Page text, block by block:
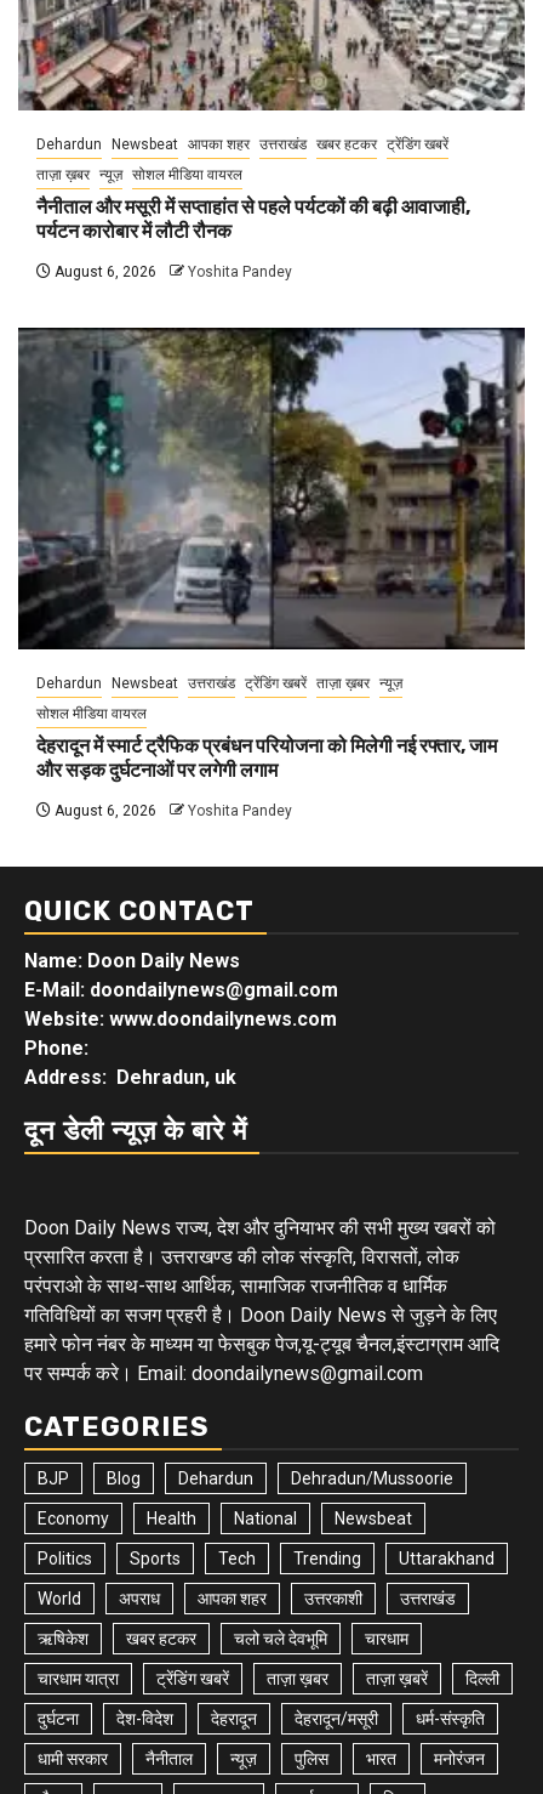
Dehardun Newsbeat आपका शहर उत्तराखंड खबर हटकर ट्रेंडिंग खबरें
ताज़ा ख़बर न्यूज़ सोशल मीडिया वायरल
नैनीताल और मसूरी में सप्ताहांत से पहले पर्यटकों की बढ़ी आवाजाही,
पर्यटन कारोबार में लौटी रौनक
August 6, 2026 Yoshita Pandey
Dehardun Newsbeat उत्तराखंड ट्रेंडिंग खबरें ताज़ा ख़बर न्यूज़
सोशल मीडिया वायरल
देहरादून में स्मार्ट ट्रैफिक प्रबंधन परियोजना को मिलेगी नई रफ्तार, जाम
और सड़क दुर्घटनाओं पर लगेगी लगाम
August 6, 2026 Yoshita Pandey
QUICK CONTACT
Name: Doon Daily News
E-Mail: doondailynews@gmail.com
Website: www.doondailynews.com
Phone:
Address: Dehradun, uk
दून डेली न्यूज़ के बारे में
Doon Daily News राज्य, देश और दुनियाभर की सभी मुख्य खबरों को
प्रसारित करता है। उत्तराखण्ड की लोक संस्कृति, विरासतों, लोक
परंपराओ के साथ-साथ आर्थिक, सामाजिक राजनीतिक व धार्मिक
गतिविधियों का सजग प्रहरी है। Doon Daily News से जुड़ने के लिए
हमारे फोन नंबर के माध्यम या फेसबुक पेज,यू-ट्यूब चैनल,इंस्टाग्राम आदि
पर सम्पर्क करे। Email: doondailynews@gmail.com
CATEGORIES
BJP Blog Dehardun Dehradun/Mussoorie
Economy Health National Newsbeat
Politics Sports Tech Trending Uttarakhand
World अपराध आपका शहर उत्तरकाशी उत्तराखंड
ऋषिकेश खबर हटकर चलो चले देवभूमि चारधाम
चारधाम यात्रा ट्रेंडिंग खबरें ताज़ा ख़बर ताज़ा ख़बरें दिल्ली
दुर्घटना देश-विदेश देहरादून देहरादून/मसूरी धर्म-संस्कृति
धामी सरकार नैनीताल न्यूज़ पुलिस भारत मनोरंजन